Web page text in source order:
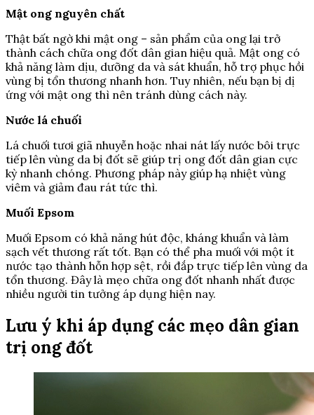
Mật ong nguyên chất
Thật bất ngờ khi mật ong – sản phẩm của ong lại trở
thành cách chữa ong đốt dân gian hiệu quả. Mật ong có
khả năng làm dịu, dưỡng da và sát khuẩn, hỗ trợ phục hồi
vùng bị tổn thương nhanh hơn. Tuy nhiên, nếu bạn bị dị
ứng với mật ong thì nên tránh dùng cách này.
Nước lá chuối
Lá chuối tươi giã nhuyễn hoặc nhai nát lấy nước bôi trực
tiếp lên vùng da bị đốt sẽ giúp trị ong đốt dân gian cực
kỳ nhanh chóng. Phương pháp này giúp hạ nhiệt vùng
viêm và giảm đau rát tức thì.
Muối Epsom
Muối Epsom có khả năng hút độc, kháng khuẩn và làm
sạch vết thương rất tốt. Bạn có thể pha muối với một ít
nước tạo thành hỗn hợp sệt, rồi đắp trực tiếp lên vùng da
tổn thương. Đây là mẹo chữa ong đốt nhanh nhất được
nhiều người tin tưởng áp dụng hiện nay.
Lưu ý khi áp dụng các mẹo dân gian
trị ong đốt